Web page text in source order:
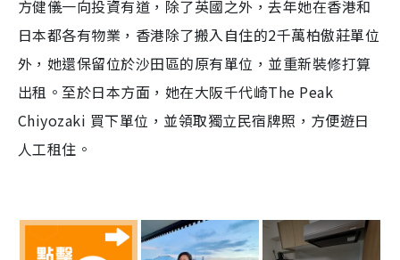
方健儀一向投資有道，除了英國之外，去年她在香港和
日本都各有物業，香港除了搬入自住的2千萬柏傲莊單位
外，她還保留位於沙田區的原有單位，並重新裝修打算
出租。至於日本方面，她在大阪千代崎The Peak
Chiyozaki 買下單位，並領取獨立民宿牌照，方便遊日
人工租住。